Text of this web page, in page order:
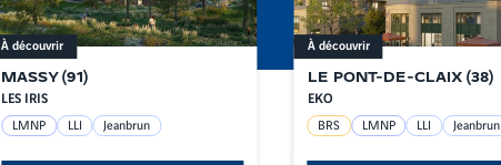
MASSY (91 )
LES IRIS
À découvrir
LMNP LLI Jeanbrun
LE PONT-DE-CLAIX (38)
EKO
À découvrir
BRS LMNP LLI Jeanbrun